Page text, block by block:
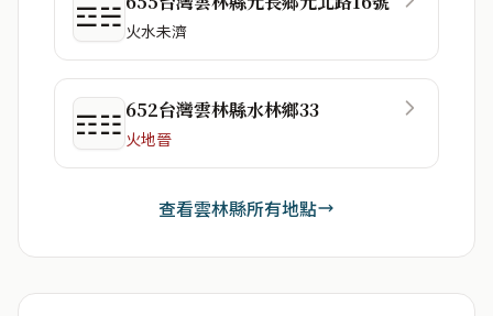
☲☵ 火水未濟
☶☷ 652台灣雲林縣水林鄉33
火地晉
查看雲林縣所有地點